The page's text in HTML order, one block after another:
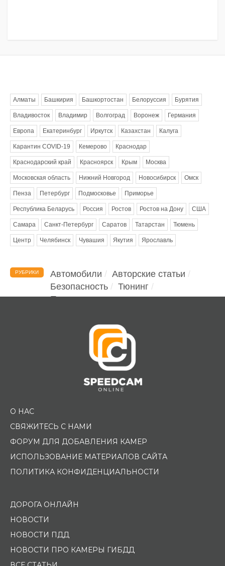
Алматы Башкирия Башкортостан Белоруссия Бурятия
Владивосток Владимир Волгоград Воронеж Германия
Европа Екатеринбург Иркутск Казахстан Калуга
Карантин COVID-19 Кемерово Краснодар
Краснодарский край Красноярск Крым Москва
Московская область Нижний Новгород Новосибирск Омск
Пенза Петербург Подмосковье Приморье
Республика Беларусь Россия Ростов Ростов на Дону США
Самара Санкт-Петербург Саратов Татарстан Тюмень
Центр Челябинск Чувашия Якутия Ярославль
РУБРИКИ Автомобили
Авторские статьи
Безопасность
Тюнинг
Помощь водителю
О НАС
СВЯЖИТЕСЬ С НАМИ
ФОРУМ ДЛЯ ДОБАВЛЕНИЯ КАМЕР
ИСПОЛЬЗОВАНИЕ МАТЕРИАЛОВ САЙТА
ПОЛИТИКА КОНФИДЕНЦИАЛЬНОСТИ
ДОРОГА ОНЛАЙН
НОВОСТИ
НОВОСТИ ПДД
НОВОСТИ ПРО КАМЕРЫ ГИБДД